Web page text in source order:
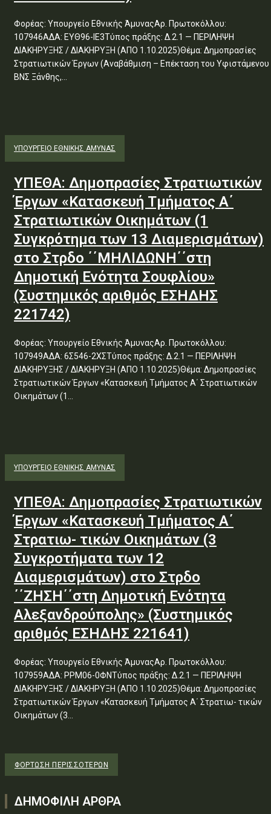
Φορέας: Υπουργείο Εθνικής ΆμυναςΑρ. Πρωτοκόλλου:
107946ΑΔΑ: ΕΥΘ96-ΙΕ3Τύπος πράξης: Δ.2.1 — ΠΕΡΙΛΗΨΗ
ΔΙΑΚΗΡΥΞΗΣ / ΔΙΑΚΗΡΥΞΗ (ΑΠΟ 1.10.2025)Θέμα: Δημοπρασίες
Στρατιωτικών Έργων (Αναβάθμιση – Επέκταση του Υφιστάμενου
ΒΝΣ Ξάνθης,...
ΥΠΟΥΡΓΕΊΟ ΕΘΝΙΚΉΣ ΆΜΥΝΑΣ
ΥΠΕΘΑ: Δημοπρασίες Στρατιωτικών
Έργων «Κατασκευή Τμήματος Α΄
Στρατιωτικών Οικημάτων (1
Συγκρότημα των 13 Διαμερισμάτων)
στο Στρδο ΄΄ΜΗΛΙΔΩΝΗ΄΄στη
Δημοτική Ενότητα Σουφλίου»
(Συστημικός αριθμός ΕΣΗΔΗΣ
221742)
Φορέας: Υπουργείο Εθνικής ΆμυναςΑρ. Πρωτοκόλλου:
107949ΑΔΑ: 6Σ546-2ΧΣΤύπος πράξης: Δ.2.1 — ΠΕΡΙΛΗΨΗ
ΔΙΑΚΗΡΥΞΗΣ / ΔΙΑΚΗΡΥΞΗ (ΑΠΟ 1.10.2025)Θέμα: Δημοπρασίες
Στρατιωτικών Έργων «Κατασκευή Τμήματος Α΄ Στρατιωτικών
Οικημάτων (1...
ΥΠΟΥΡΓΕΊΟ ΕΘΝΙΚΉΣ ΆΜΥΝΑΣ
ΥΠΕΘΑ: Δημοπρασίες Στρατιωτικών
Έργων «Κατασκευή Τμήματος Α΄
Στρατιω- τικών Οικημάτων (3
Συγκροτήματα των 12
Διαμερισμάτων) στο Στρδο
΄΄ΖΗΣΗ΄΄στη Δημοτική Ενότητα
Αλεξανδρούπολης» (Συστημικός
αριθμός ΕΣΗΔΗΣ 221641)
Φορέας: Υπουργείο Εθνικής ΆμυναςΑρ. Πρωτοκόλλου:
107959ΑΔΑ: ΡΡΜ06-0ΦΝΤύπος πράξης: Δ.2.1 — ΠΕΡΙΛΗΨΗ
ΔΙΑΚΗΡΥΞΗΣ / ΔΙΑΚΗΡΥΞΗ (ΑΠΟ 1.10.2025)Θέμα: Δημοπρασίες
Στρατιωτικών Έργων «Κατασκευή Τμήματος Α΄ Στρατιω- τικών
Οικημάτων (3...
ΦΌΡΤΩΣΗ ΠΕΡΙΣΣΟΤΈΡΩΝ
ΔΗΜΟΦΙΛΗ ΑΡΘΡΑ